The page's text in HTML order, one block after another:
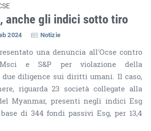
anche gli indici sotto tiro
2024 Notizie
una denuncia all'Ocse contro
e S&P per violazione della
diligence sui diritti umani. Il caso,
riguarda 23 società collegate alla
Myanmar, presenti negli indici Esg
di 344 fondi passivi Esg, per 13,4